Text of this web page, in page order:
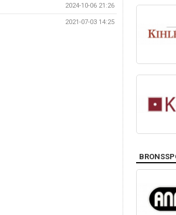
2024-10-06 21:26
2021-07-03 14:25